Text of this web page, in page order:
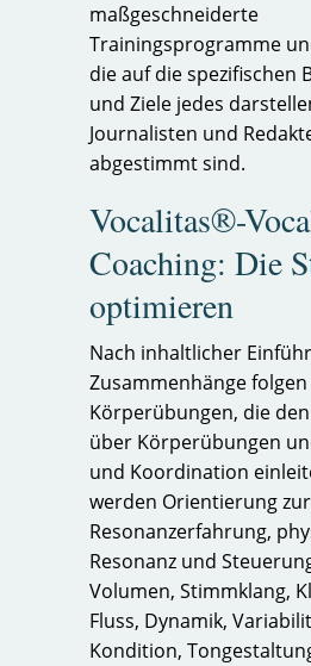
maßgeschneiderte
Trainingsprogramme
die auf die spezifischen
und Ziele jedes
Journalisten und
abgestimmt sind.
Vocalitas®-
Coaching: Die
optimieren
Nach inhaltlicher
Zusammenhänge
Körperübungen, die
über Körperübungen
und Koordination
werden Orientierung
Resonanzerfahrung,
Resonanz und
Volumen, Stimmklang,
Fluss, Dynamik,
Kondition,